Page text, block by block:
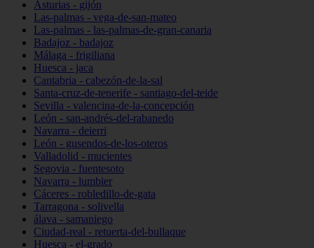
Asturias - gijón
Las-palmas - vega-de-san-mateo
Las-palmas - las-palmas-de-gran-canaria
Badajoz - badajoz
Málaga - frigiliana
Huesca - jaca
Cantabria - cabezón-de-la-sal
Santa-cruz-de-tenerife - santiago-del-teide
Sevilla - valencina-de-la-concepción
León - san-andrés-del-rabanedo
Navarra - deierri
León - gusendos-de-los-oteros
Valladolid - mucientes
Segovia - fuentesoto
Navarra - lumbier
Cáceres - robledillo-de-gata
Tarragona - solivella
álava - samaniego
Ciudad-real - retuerta-del-bullaque
Huesca - el-grado